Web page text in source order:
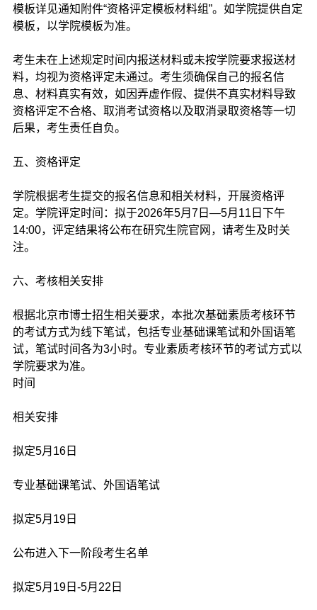
模板详见通知附件“资格评定模板材料组”。如学院提供自定
模板，以学院模板为准。
考生未在上述规定时间内报送材料或未按学院要求报送材
料，均视为资格评定未通过。考生须确保自己的报名信
息、材料真实有效，如因弄虚作假、提供不真实材料导致
资格评定不合格、取消考试资格以及取消录取资格等一切
后果，考生责任自负。
五、资格评定
学院根据考生提交的报名信息和相关材料，开展资格评
定。学院评定时间：拟于2026年5月7日—5月11日下午
14:00，评定结果将公布在研究生院官网，请考生及时关
注。
六、考核相关安排
根据北京市博士招生相关要求，本批次基础素质考核环节
的考试方式为线下笔试，包括专业基础课笔试和外国语笔
试，笔试时间各为3小时。专业素质考核环节的考试方式以
学院要求为准。
时间
相关安排
拟定5月16日
专业基础课笔试、外国语笔试
拟定5月19日
公布进入下一阶段考生名单
拟定5月19日-5月22日